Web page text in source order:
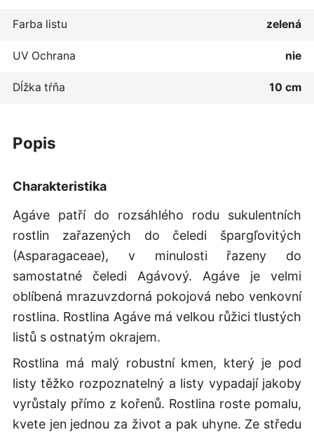
popis
Charakteristika
Agáve patří do rozsáhlého rodu sukulentních
rostlin zařazených do čeledi špargľovitých
(Asparagaceae), v minulosti řazeny do
samostatné čeledi Agávový. Agáve je velmi
oblíbená mrazuvzdorná pokojová nebo venkovní
rostlina. Rostlina Agáve má velkou růžici tlustých
listů s ostnatým okrajem.
Rostlina má malý robustní kmen, který je pod
listy těžko rozpoznatelný a listy vypadají jakoby
vyrůstaly přímo z kořenů. Rostlina roste pomalu,
kvete jen jednou za život a pak uhyne. Ze středu
Farba listu zelená
UV Ochrana nie
Dĺžka tŕňa 10 cm